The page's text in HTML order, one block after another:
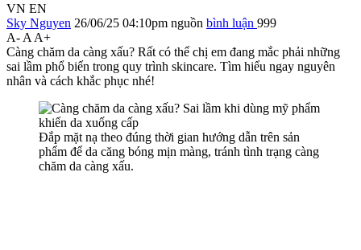
VN EN
Sky Nguyen 26/06/25 04:10pm nguồn bình luận 999
A- A A+
Càng chăm da càng xấu? Rất có thể chị em đang mắc phải những
sai lầm phổ biến trong quy trình skincare. Tìm hiểu ngay nguyên
nhân và cách khắc phục nhé!
Đắp mặt nạ theo đúng thời gian hướng dẫn trên sản
phẩm để da căng bóng mịn màng, tránh tình trạng càng
chăm da càng xấu.